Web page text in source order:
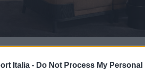
Italia - Do Not Process My
interno diLiaigre,Arts of Japan
confronto tra opere giapponesi e